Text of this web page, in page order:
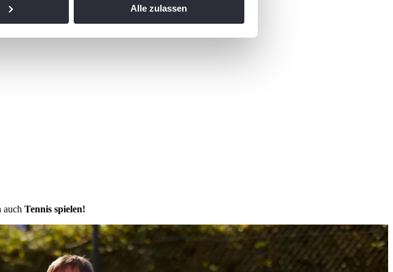
Funktionen für soziale Medien anbieten zu können
wir Informationen zu Ihrer Verwendung unserer
haben oder die sie im Rahmen Ihrer Nutzung
Alle zulassen
auch Tennis spielen!